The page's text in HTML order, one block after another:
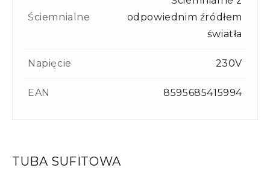
TUBA SUFITOWA
Ściemnialne
odpowiednim źródłem
światła
Napięcie 230V
EAN 8595685415994